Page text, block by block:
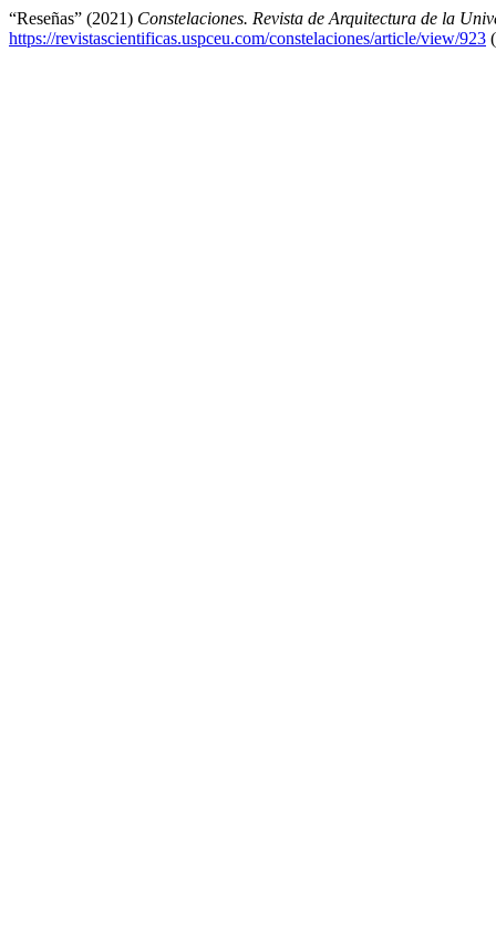
“Reseñas” (2021) Constelaciones. Revista de Arquitectura de la
https://revistascientificas.uspceu.com/constelaciones/article/view/923